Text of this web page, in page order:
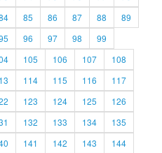
85 86 87 88
89
96 97 98
99
105 106 107
108
114 115 116
117
123 124 125
126
132 133 134
135
141 142 143
144